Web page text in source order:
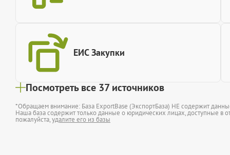
ЕИС Закупки
Посмотреть все 37 источников
*Обращаем внимание: База ExportBase (ЭкспортБаза) НЕ содержит
Наша база содержит только данные о юридических лицах, доступные в
пожалуйста,удалите его из базы